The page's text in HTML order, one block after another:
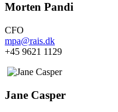
Morten Pandi
CFO
mpa@rais.dk
+45 9621 1129
Jane Casper